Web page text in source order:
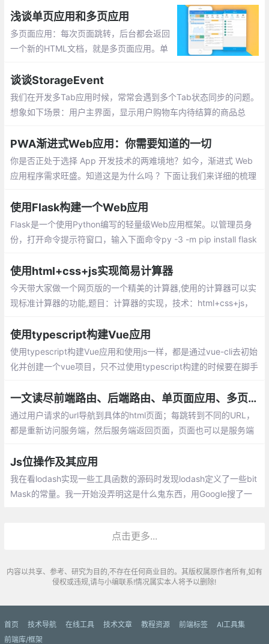
用层http协议的web
浅谈单页应用和多页应用
多页面应用：每次页面跳转，后台都会返回
一个新的HTML文档，就是多页面应用。单
页面会请求一个HTML文件，切换页面的时
候，并不会发起新的请求一个HTML文件，
只是页面内容发生了变化
谈谈StorageEvent
我们在开发多Tab应用时候，常常会遇到多个Tab状态同步的问题。
想象如下场景：用户主界面，显示用户购物车内待结算的商品总
PWA渐进式Web应用：你需要知道的一切
你是否正处于选择 App 开发技术的两难境地？如今，渐进式 Web
应用程序需求旺盛。知道这是为什么吗 ？下面让我们来详细的梳理
化
使用Flask构建一个Web应用
Flask是一个使用Python编写的轻量级Web应用框架。以管理员身
份，打开命令提示符窗口，输入下面命令py -3 -m pip install flask
使用html+css+js实现简易计算器
今天带大家做一个网页版的一个精美的计算器,使用的计算器可以实
现标准计算器的功能,题目：计算器的实现，技术：html+css+js，
下，复制即可使用
使用typescript构建Vue应用
使用typescript构建Vue应用和使用js一样，都是通过vue-cli去初始
化并创建一个vue项目，只不过使用typescript构建的时候要在脚手
ue项目发生了一些变化:
一文读尽前端路由、后端路由、单页面应用、多页面应用
通过用户请求的url导航到具体的html页面；每跳转到不同的URL，
都是重新访问服务端，然后服务端返回页面，页面也可以是服务端
TML，然后由前端js再去请求数据
Js位操作及其应用
我在看lodash实现一些工具函数的源码时发现lodash定义了一些bit
Mask的常量。我一开始没弄明这是什么鬼东西，用Google搜了一
点击更多...
内容以共享、参考、研究为目的,不存在任何商业目的。其版权属原作者所有,如有
侵权或违规,请与小编联系!情况属实本人将予以删除!
首页 技术导航 在线工具 技术文章 教程资源 前端标签
AI工具集
前端库/框架